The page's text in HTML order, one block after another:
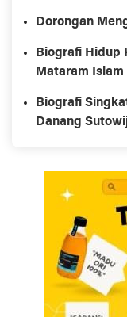
Dorongan
Biografi Hidup
Mataram Islam
Biografi
Danang